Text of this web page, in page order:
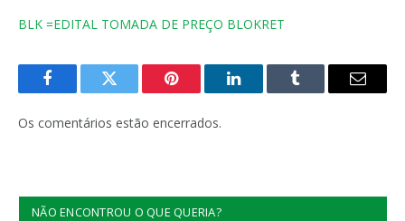
BLK =EDITAL TOMADA DE PREÇO BLOKRET
FacebookTwitter Pinterest LinkedInTumblr
E-
Os comentários estão encerrados.
NÃO ENCONTROU O QUE QUERIA?